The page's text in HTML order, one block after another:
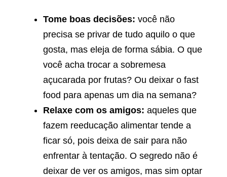
Tome boas decisões: você não
precisa se privar de tudo aquilo o que
gosta, mas eleja de forma sábia. O que
você acha trocar a sobremesa
açucarada por frutas? Ou deixar o fast
food para apenas um dia na semana?
Relaxe com os amigos: aqueles que
fazem reeducação alimentar tende a
ficar só, pois deixa de sair para não
enfrentar à tentação. O segredo não é
deixar de ver os amigos, mas sim optar